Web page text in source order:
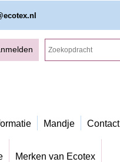
Mandje Contact
Merken van Ecotex